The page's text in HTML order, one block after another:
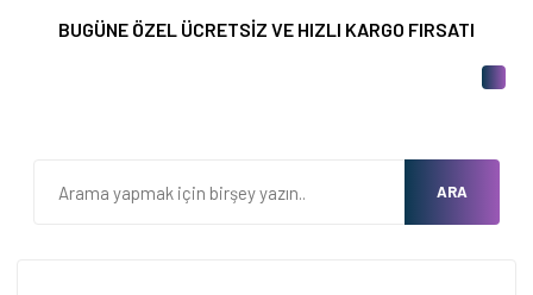
BUGÜNE ÖZEL ÜCRETSİZ VE HIZLI KARGO FIRSATI
ARA